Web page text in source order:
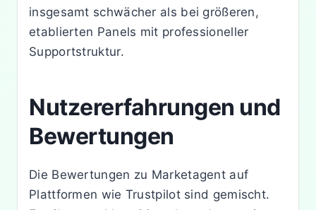
insgesamt schwächer als bei größeren,
etablierten Panels mit professioneller
Supportstruktur.
Nutzererfahrungen und
Bewertungen
Die Bewertungen zu Marketagent auf
Plattformen wie Trustpilot sind gemischt.